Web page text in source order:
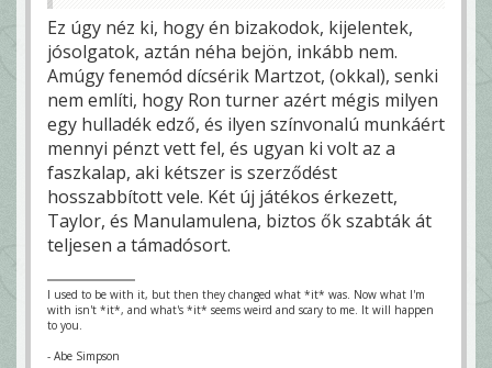
Ez úgy néz ki, hogy én bizakodok, kijelentek,
jósolgatok, aztán néha bejön, inkább nem.
Amúgy fenemód dícsérik Martzot, (okkal), senki
nem említi, hogy Ron turner azért mégis milyen
egy hulladék edző, és ilyen színvonalú munkáért
mennyi pénzt vett fel, és ugyan ki volt az a
faszkalap, aki kétszer is szerződést
hosszabbított vele. Két új játékos érkezett,
Taylor, és Manulamulena, biztos ők szabták át
teljesen a támadósort.
I used to be with it, but then they changed what *it* was. Now what I'm
with isn't *it*, and what's *it* seems weird and scary to me. It will happen
to you.
- Abe Simpson